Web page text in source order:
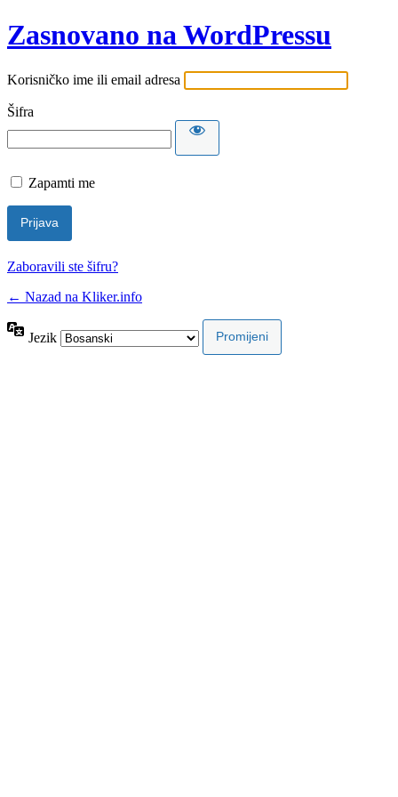
Zasnovano na WordPressu
Korisničko ime ili email adresa
Šifra
Zapamti me
Zaboravili ste šifru?
← Nazad na Kliker.info
Jezik